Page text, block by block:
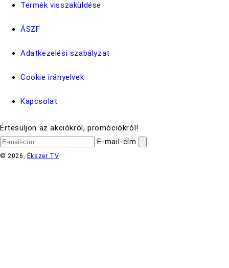
Termék visszaküldése
ÁSZF
Adatkezelési szabályzat
Cookie irányelvek
Kapcsolat
Értesüljön az akciókról, promóciókról!
E-mail-cím
© 2026, Ékszer TV